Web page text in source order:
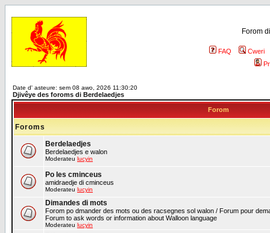
Forom
FAQ
Cweri
Date d' asteure: sem 08 awo, 2026 11:30:20
Djivêye des foroms di Berdelaedjes
Forom
Foroms
Berdelaedjes
Berdelaedjes e walon
Moderateu lucyin
Po les cminceus
amidraedje di cminceus
Moderateu lucyin
Dimandes di mots
Forom po dmander des mots ou des racsegnes sol walon / Forum pour
Forum to ask words or information about Walloon language
Moderateu lucyin